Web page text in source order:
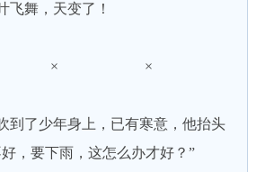
舞，天变了！
× ×
了少年身上，已有寒意，他抬头
，要下雨，这怎么办才好？”